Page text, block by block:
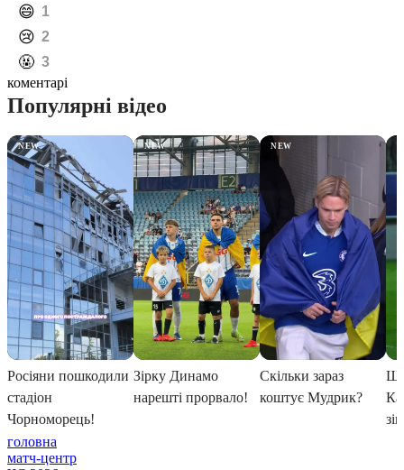
️😄 1
️😢 2
️🤬 3
коментарі
головна
матч-центр